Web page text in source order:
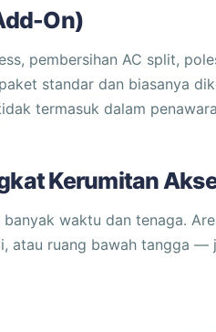
On)
pembersihan AC split,
standar dan biasanya
termasuk dalam
Kerumitan
banyak waktu dan tenaga.
atau ruang bawah tangga —